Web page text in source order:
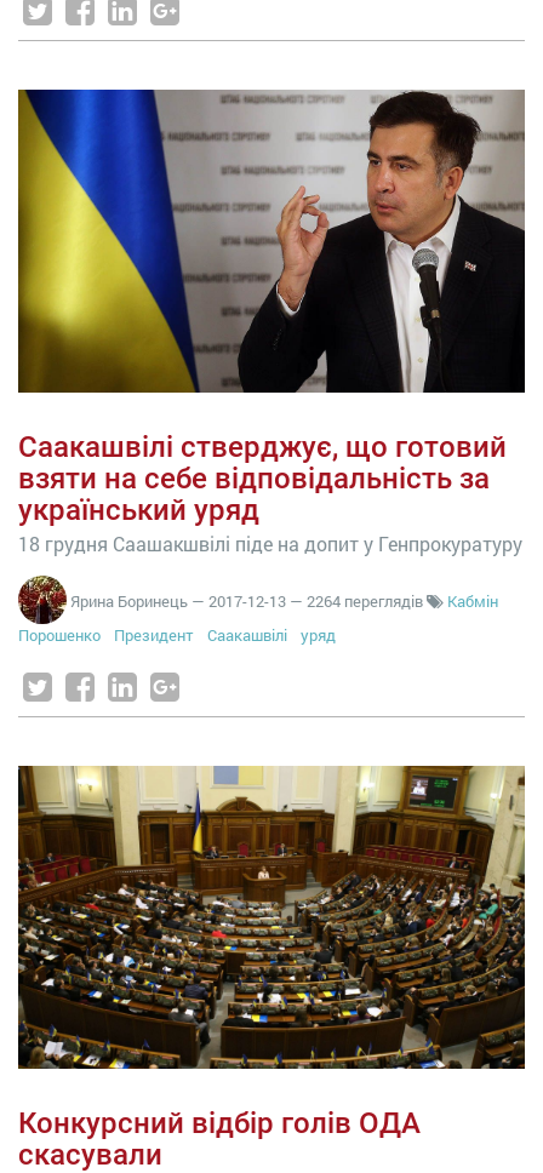
Саакашвілі стверджує, що готовий
взяти на себе відповідальність за
український уряд
18 грудня Саашакшвілі піде на допит у Генпрокуратуру
Ярина Боринець — 2017-12-13 — 2264 переглядів
Кабмін
Порошенко
Президент Саакашвілі уряд
Конкурсний відбір голів ОДА
скасували